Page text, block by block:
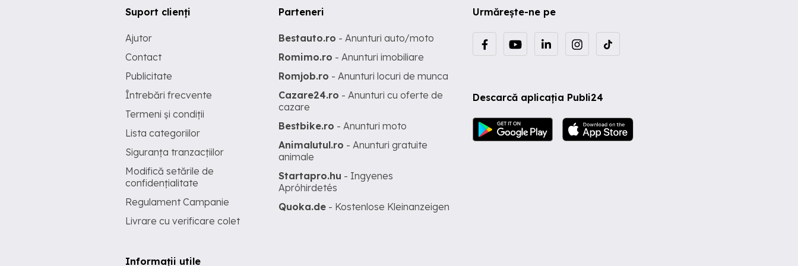
Urmărește-ne pe
Descarcă aplicația Publi24
Suport clienți
Ajutor
Contact
Publicitate
Întrebări frecvente
Termeni și condiții
Lista categoriilor
Siguranța tranzacțiilor
Modifică setările de
confidențialitate
Regulament Campanie
Livrare cu verificare colet
Informații utile
Parteneri
Bestauto.ro - Anunturi auto/moto
Romimo.ro - Anunturi imobiliare
Romjob.ro - Anunturi locuri de munca
Cazare24.ro - Anunturi cu oferte de
cazare
Bestbike.ro - Anunturi moto
Animalutul.ro - Anunturi gratuite
animale
Startapro.hu - Ingyenes
Apróhirdetés
Quoka.de - Kostenlose Kleinanzeigen